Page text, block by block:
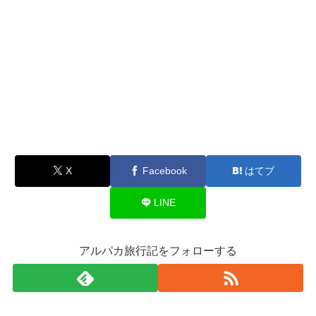
X Facebook はてブ
LINE
アルパカ旅行記をフォローする